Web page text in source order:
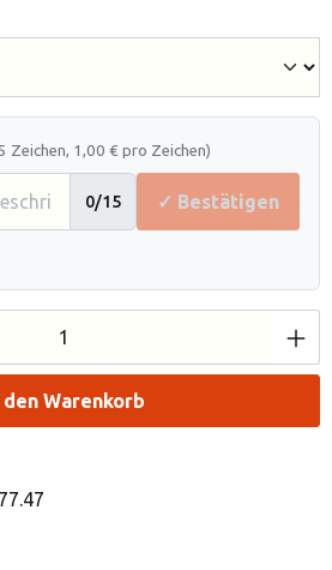
Zeichen, 1,00 € pro Zeichen)
0/15 ✓ Bestätigen
Gib den gewünschten
den Warenkorb